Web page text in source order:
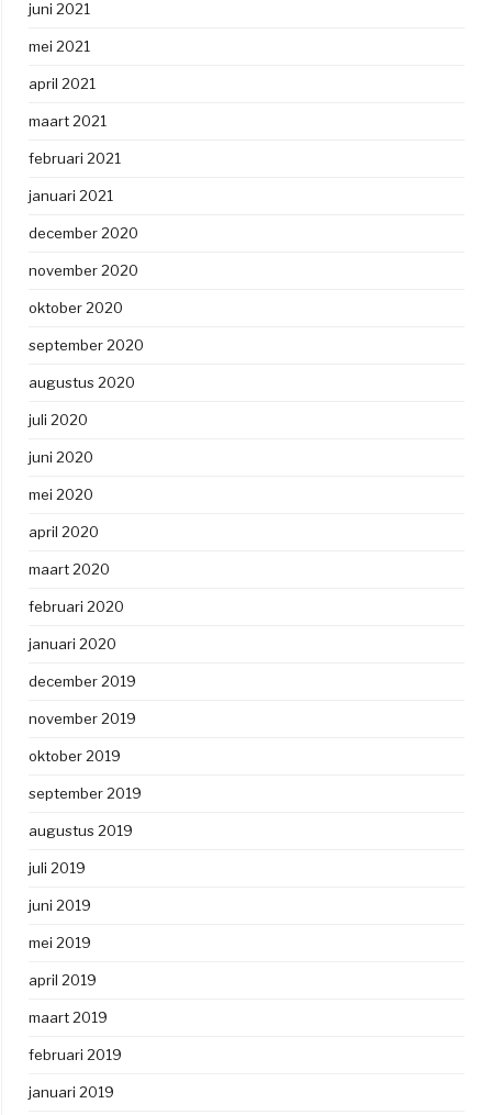
juni 2021
mei 2021
april 2021
maart 2021
februari 2021
januari 2021
december 2020
november 2020
oktober 2020
september 2020
augustus 2020
juli 2020
juni 2020
mei 2020
april 2020
maart 2020
februari 2020
januari 2020
december 2019
november 2019
oktober 2019
september 2019
augustus 2019
juli 2019
juni 2019
mei 2019
april 2019
maart 2019
februari 2019
januari 2019